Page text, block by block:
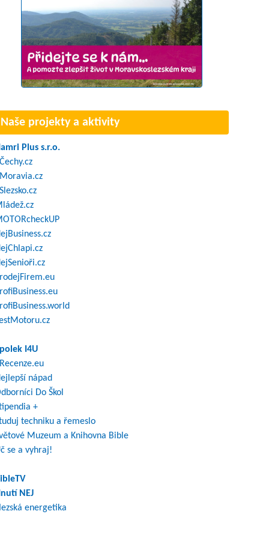
Naše projekty a aktivity
Plus s.r.o.
I4U
nápad
Do Škol
+
techniku a řemeslo
Muzeum a Knihovna Bible
se a vyhraj!
NEJ
energetika